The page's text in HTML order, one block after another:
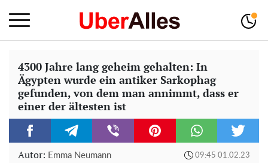
4300 Jahre lang geheim gehalten: In
Ägypten wurde ein antiker Sarkophag
gefunden, von dem man annimmt, dass er
einer der ältesten ist
Autor: Emma Neumann 09:45 01.02.23